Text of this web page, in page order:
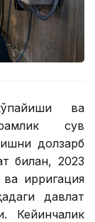
ва
сув
долзарб
билан, 2023
ирригация
давлат
Кейинчалик